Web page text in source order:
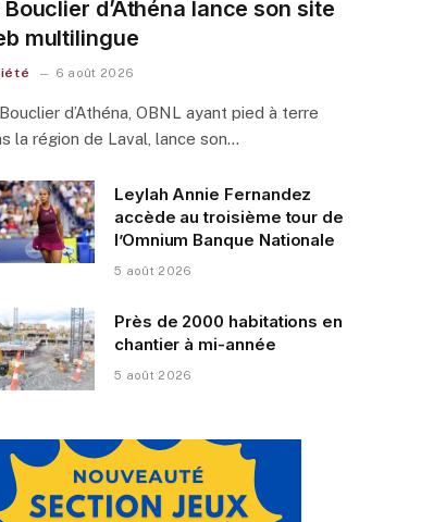
Bouclier d’Athéna lance son site
multilingue
6 août 2026
d’Athéna, OBNL ayant pied à terre
la région de Laval, lance son…
Leylah Annie Fernandez
accède au troisième tour de
l’Omnium Banque Nationale
5 août 2026
Près de 2000 habitations en
chantier à mi-année
5 août 2026